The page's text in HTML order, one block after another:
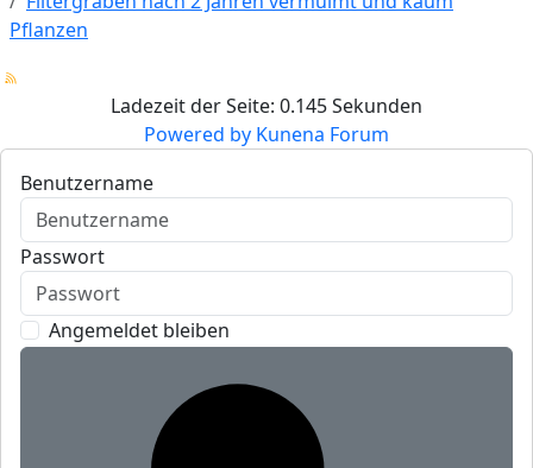
Pflanzen
Ladezeit der Seite: 0.145 Sekunden
Powered by Kunena Forum
Benutzername
Passwort
Angemeldet bleiben